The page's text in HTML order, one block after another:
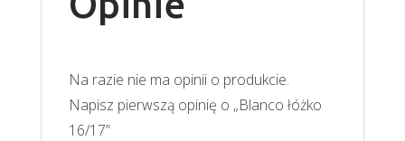
Na razie nie ma opinii o produkcie.
Napisz pierwszą opinię o „Blanco łóżko
16/17”